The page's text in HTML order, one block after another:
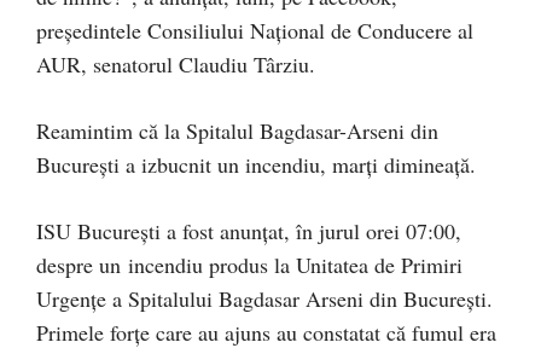
președintele Consiliului Național de Conducere al
AUR, senatorul Claudiu Târziu.
Reamintim că la Spitalul Bagdasar-Arseni din
București a izbucnit un incendiu, marți dimineață.
ISU București a fost anunțat, în jurul orei 07:00,
despre un incendiu produs la Unitatea de Primiri
Urgențe a Spitalului Bagdasar Arseni din București.
Primele forțe care au ajuns au constatat că fumul era